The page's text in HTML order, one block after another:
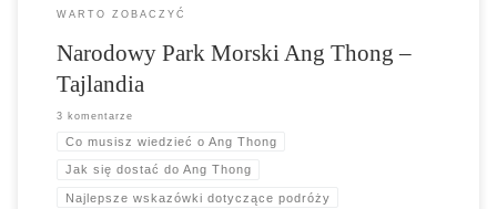
WARTO ZOBACZYĆ
Narodowy Park Morski Ang Thong –
Tajlandia
3 komentarze
Co musisz wiedzieć o Ang Thong
Jak się dostać do Ang Thong
Najlepsze wskazówki dotyczące podróży